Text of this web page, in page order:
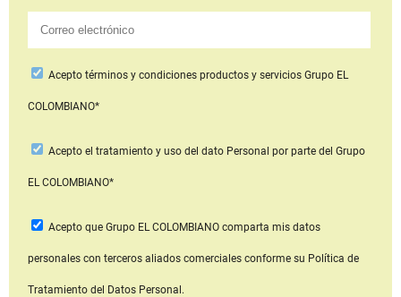
Aceptotérminos y condiciones productos y serviciosGrupo EL
COLOMBIANO*
Acepto el tratamiento y uso del dato Personal por parte del Grupo
EL COLOMBIANO*
Acepto que Grupo EL COLOMBIANOcomparta mis datos
personales con terceros aliados comerciales conforme su Política de
Tratamiento del Datos Personal.